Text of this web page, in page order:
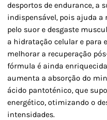
desportos de endurance, a
indispensável, pois ajuda a
pelo suor e desgaste
a hidratação celular e para
melhorar a recuperação
fórmula é ainda
aumenta a absorção do
ácido pantoténico, que
energético, otimizando o
intensidades.